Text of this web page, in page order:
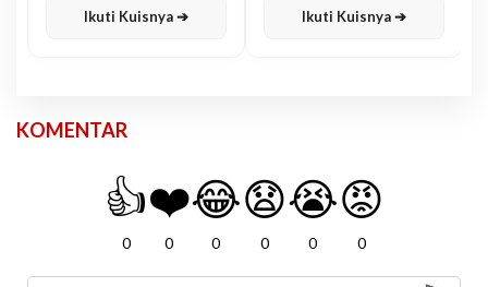
Ikuti Kuisnya ➔ Ikuti Kuisnya ➔
KOMENTAR
👍
0
❤️
0
😂
0
😧
0
😭
0
😡
0